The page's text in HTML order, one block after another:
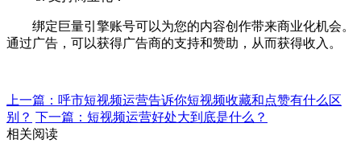
绑定巨量引擎账号可以为您的内容创作带来商业化机会。
通过广告，可以获得广告商的支持和赞助，从而获得收入。
上一篇：呼市短视频运营告诉你短视频收藏和点赞有什么区
别？ 下一篇：短视频运营好处大到底是什么？
相关阅读